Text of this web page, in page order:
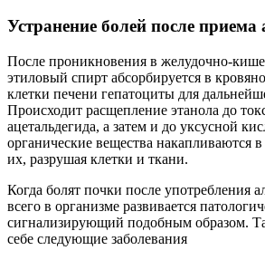
Устранение болей после приема
После проникновения в желудочно-
этиловый спирт абсорбируется в
клетки печени гепатоциты для
Происходит расщепление этанола до
ацетальдегида, а затем и до уксусной
органические вещества накапливаются
их, разрушая клетки и ткани.
Когда болят почки после употребления
всего в организме развивается
сигнализирующий подобным образом.
себе следующие заболевания